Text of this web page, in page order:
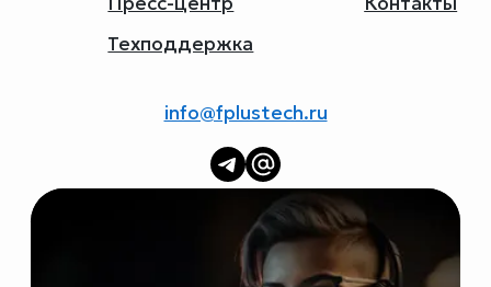
Техподдержка
info@fplustech.ru